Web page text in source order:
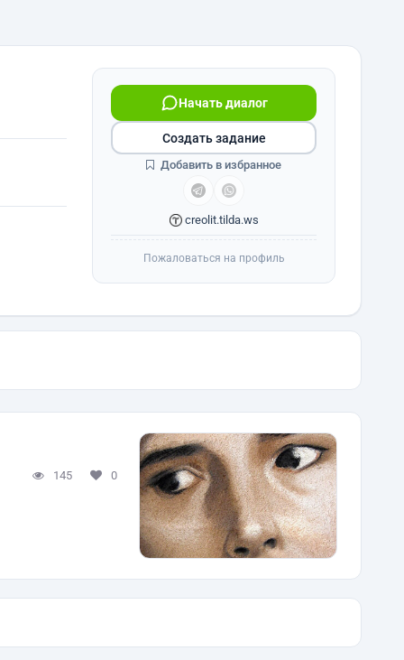
Начать диалог
creolit.tilda.ws
Создать задание
Добавить в избранное
Пожаловаться на профиль
145 0